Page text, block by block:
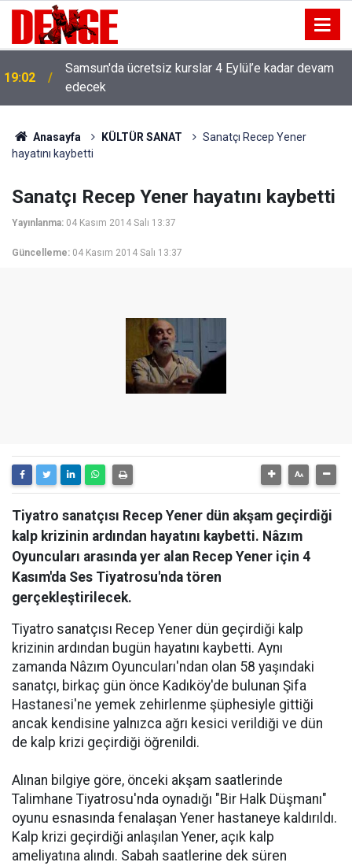
19:02
Samsun'da ücretsiz kurslar 4 Eylül’e kadar devam
edecek
Anasayfa KÜLTÜR SANAT
Sanatçı Recep Yener
hayatını kaybetti
Sanatçı Recep Yener hayatını kaybetti
Yayınlanma: 04 Kasım 2014 Salı 13:37
Güncelleme: 04 Kasım 2014 Salı 13:37
Tiyatro sanatçısı Recep Yener dün akşam geçirdiği
kalp krizinin ardından hayatını kaybetti. Nâzım
Oyuncuları arasında yer alan Recep Yener için 4
Kasım'da Ses Tiyatrosu'nda tören
gerçekleştirilecek.
Tiyatro sanatçısı Recep Yener dün geçirdiği kalp
krizinin ardından bugün hayatını kaybetti. Aynı
zamanda Nâzım Oyuncuları'ndan olan 58 yaşındaki
sanatçı, birkaç gün önce Kadıköy'de bulunan Şifa
Hastanesi'ne yemek zehirlenme şüphesiyle gittiği
ancak kendisine yalnızca ağrı kesici verildiği ve dün
de kalp krizi geçirdiği öğrenildi.
Alınan bilgiye göre, önceki akşam saatlerinde
Talimhane Tiyatrosu'nda oynadığı "Bir Halk Düşmanı"
oyunu esnasında fenalaşan Yener hastaneye kaldırıldı.
Kalp krizi geçirdiği anlaşılan Yener, açık kalp
ameliyatına alındı. Sabah saatlerine dek süren